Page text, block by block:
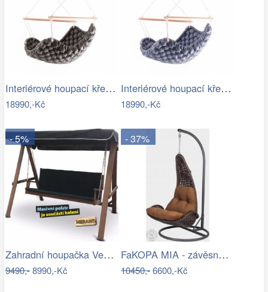
Interiérové houpací křeslo Swingy In…
18990,-Kč
Interiérové houpací křeslo Swingy In…
18990,-Kč
- 5%
Zahradní houpačka VeGA BAHARA Mdum
9490,-8990,-Kč
- 37%
FaKOPA MIA - závěsné křeslo z ratanu…
10450,-6600,-Kč